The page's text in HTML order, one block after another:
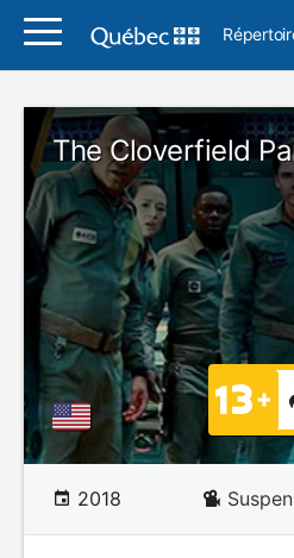
The Cloverfield
2018